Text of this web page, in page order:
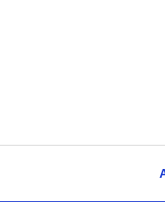
clarifying the functioning
Journal of the European